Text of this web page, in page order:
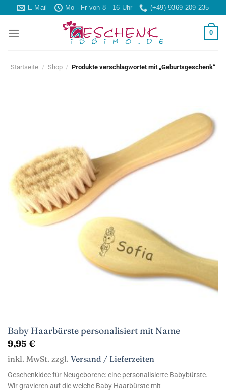
to
content
E-Mail Mo - Fr von 8 - 16 Uhr (+49) 9369 209 235
0
Startseite / Shop / Produkte verschlagwortet mit „Geburtsgeschenk“
Baby Haarbürste personalisiert mit Name
9,95 €
inkl. MwSt. zzgl. Versand / Lieferzeiten
Geschenkidee für Neugeborene: eine personalisierte Babybürste.
Wir gravieren auf die weiche Baby Haarbürste mit